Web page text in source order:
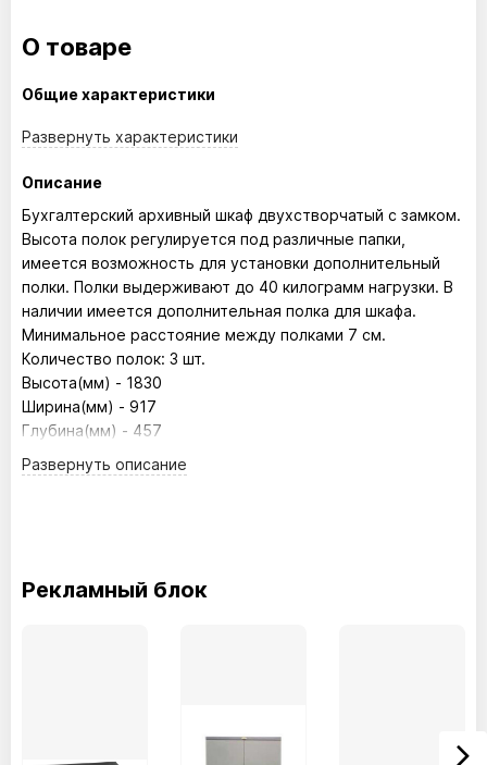
О товаре
Общие характеристики
Развернуть характеристики
Описание
Бухгалтерский архивный шкаф двухстворчатый с замком.
Высота полок регулируется под различные папки,
имеется возможность для установки дополнительный
полки. Полки выдерживают до 40 килограмм нагрузки. В
наличии имеется дополнительная полка для шкафа.
Минимальное расстояние между полками 7 см.
Количество полок: 3 шт.
Высота(мм) - 1830
Ширина(мм) - 917
Глубина(мм) - 457
Развернуть описание
Рекламный блок